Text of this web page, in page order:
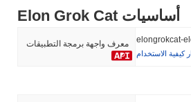
Elon Grok Cat أساسيات
معرف واجهة برمجة التطبيقات elongrokcat-
كيفية الاستخدام